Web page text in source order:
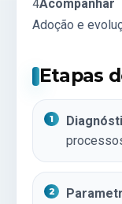
4Acompanhar
Adoção e
Etapas